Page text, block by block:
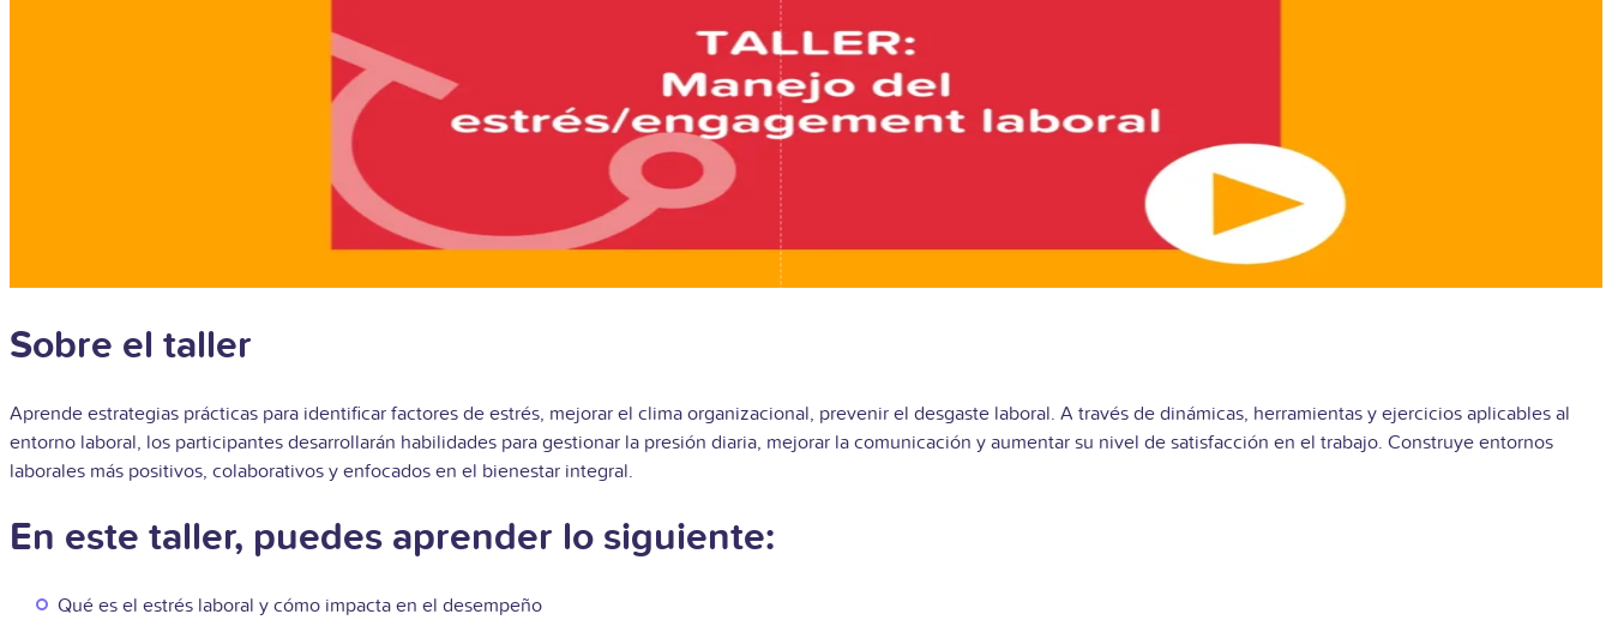
Sobre el taller
Aprende estrategias prácticas para identificar factores de estrés, mejorar el clima organizacional, prevenir el desgaste laboral. A través de dinámicas, herramientas y ejercicios aplicables al
entorno laboral, los participantes desarrollarán habilidades para gestionar la presión diaria, mejorar la comunicación y aumentar su nivel de satisfacción en el trabajo. Construye entornos
laborales más positivos, colaborativos y enfocados en el bienestar integral.
En este taller, puedes aprender lo siguiente:
Qué es el estrés laboral y cómo impacta en el desempeño